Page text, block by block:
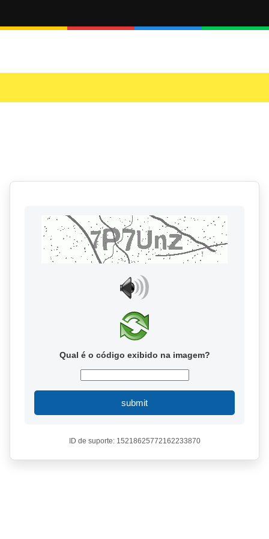
Qual é o código exibido na imagem?
submit
ID de suporte: 15218625772162233870